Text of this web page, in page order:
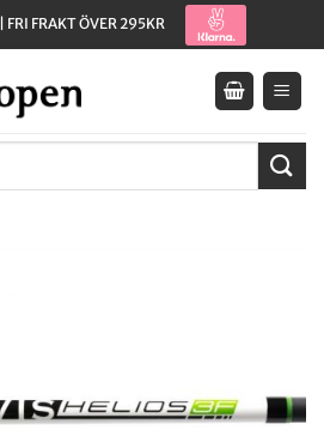
FRI FRAKT ÖVER 295KR